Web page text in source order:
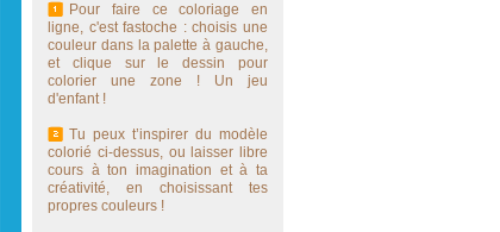
Pour faire ce coloriage en
ligne, c'est fastoche : choisis une
couleur dans la palette à gauche,
et clique sur le dessin pour
colorier une zone ! Un jeu
d'enfant !
Tu peux t’inspirer du modèle
colorié ci-dessus, ou laisser libre
cours à ton imagination et à ta
créativité, en choisissant tes
propres couleurs !